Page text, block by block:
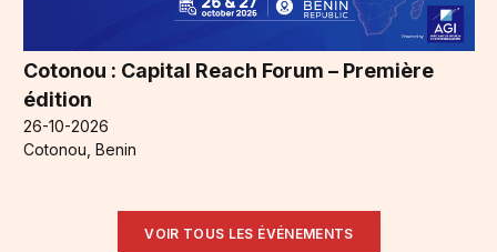
Cotonou : Capital Reach Forum – Première
édition
26-10-2026
Cotonou, Benin
VOIR TOUS LES ÉVÉNEMENTS